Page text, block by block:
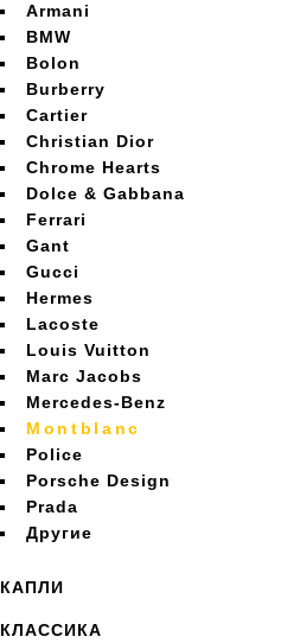
Armani
BMW
Bolon
Burberry
Cartier
Christian Dior
Chrome Hearts
Dolce & Gabbana
Ferrari
Gant
Gucci
Hermes
Lacoste
Louis Vuitton
Marc Jacobs
Mercedes-Benz
Montblanc
Police
Porsche Design
Prada
Другие
КАПЛИ
КЛАССИКА